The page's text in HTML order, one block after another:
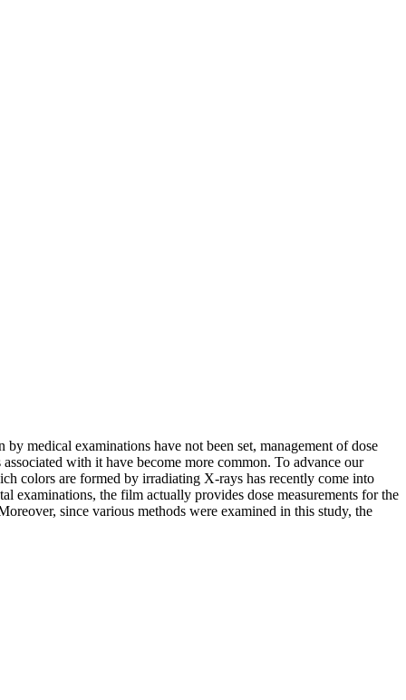
medical examinations have not been set, management of dose
with it have become more common. To advance our
colors are formed by irradiating X-rays has recently come into
examinations, the film actually provides dose measurements for the
since various methods were examined in this study, the